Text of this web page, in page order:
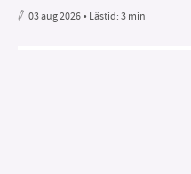
03 aug 2026• Lästid:3 min